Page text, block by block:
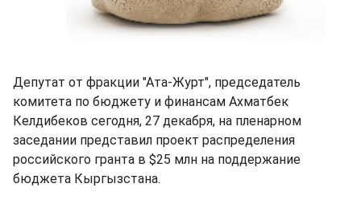
Депутат от фракции "Ата-Журт", председатель
комитета по бюджету и финансам Ахматбек
Келдибеков сегодня, 27 декабря, на пленарном
заседании представил проект распределения
российского гранта в $25 млн на поддержание
бюджета Кыргызстана.